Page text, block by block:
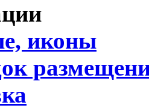
иконы